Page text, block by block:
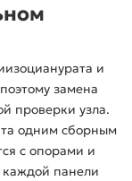
и
замена
проверки узла.
одним сборным
с опорами и
панели